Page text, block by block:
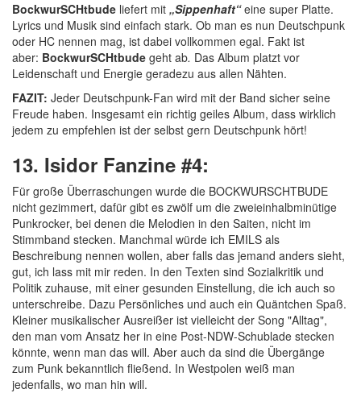
BockwurSCHtbude liefert mit „Sippenhaft“eine super Platte.
Lyrics und Musik sind einfach stark. Ob man es nun Deutschpunk
oder HC nennen mag, ist dabei vollkommen egal. Fakt ist
aber: BockwurSCHtbude geht ab. Das Album platzt vor
Leidenschaft und Energie geradezu aus allen Nähten.
FAZIT: Jeder Deutschpunk-Fan wird mit der Band sicher seine
Freude haben. Insgesamt ein richtig geiles Album, dass wirklich
jedem zu empfehlen ist der selbst gern Deutschpunk hört!
13. Isidor Fanzine #4:
Für große Überraschungen wurde die BOCKWURSCHTBUDE
nicht gezimmert, dafür gibt es zwölf um die zweieinhalbminütige
Punkrocker, bei denen die Melodien in den Saiten, nicht im
Stimmband stecken. Manchmal würde ich EMILS als
Beschreibung nennen wollen, aber falls das jemand anders sieht,
gut, ich lass mit mir reden. In den Texten sind Sozialkritik und
Politik zuhause, mit einer gesunden Einstellung, die ich auch so
unterschreibe. Dazu Persönliches und auch ein Quäntchen Spaß.
Kleiner musikalischer Ausreißer ist vielleicht der Song "Alltag",
den man vom Ansatz her in eine Post-NDW-Schublade stecken
könnte, wenn man das will. Aber auch da sind die Übergänge
zum Punk bekanntlich fließend. In Westpolen weiß man
jedenfalls, wo man hin will.